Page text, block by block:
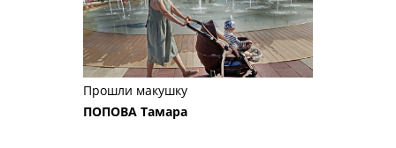
Прошли макушку
ПОПОВА Тамара